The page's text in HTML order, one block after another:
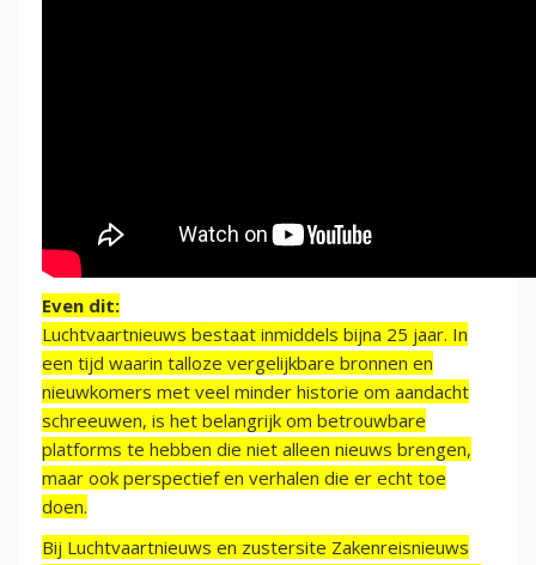
Even dit:
Luchtvaartnieuws bestaat inmiddels bijna 25 jaar. In
een tijd waarin talloze vergelijkbare bronnen en
nieuwkomers met veel minder historie om aandacht
schreeuwen, is het belangrijk om betrouwbare
platforms te hebben die niet alleen nieuws brengen,
maar ook perspectief en verhalen die er echt toe
doen.
Bij Luchtvaartnieuws en zustersite Zakenreisnieuws